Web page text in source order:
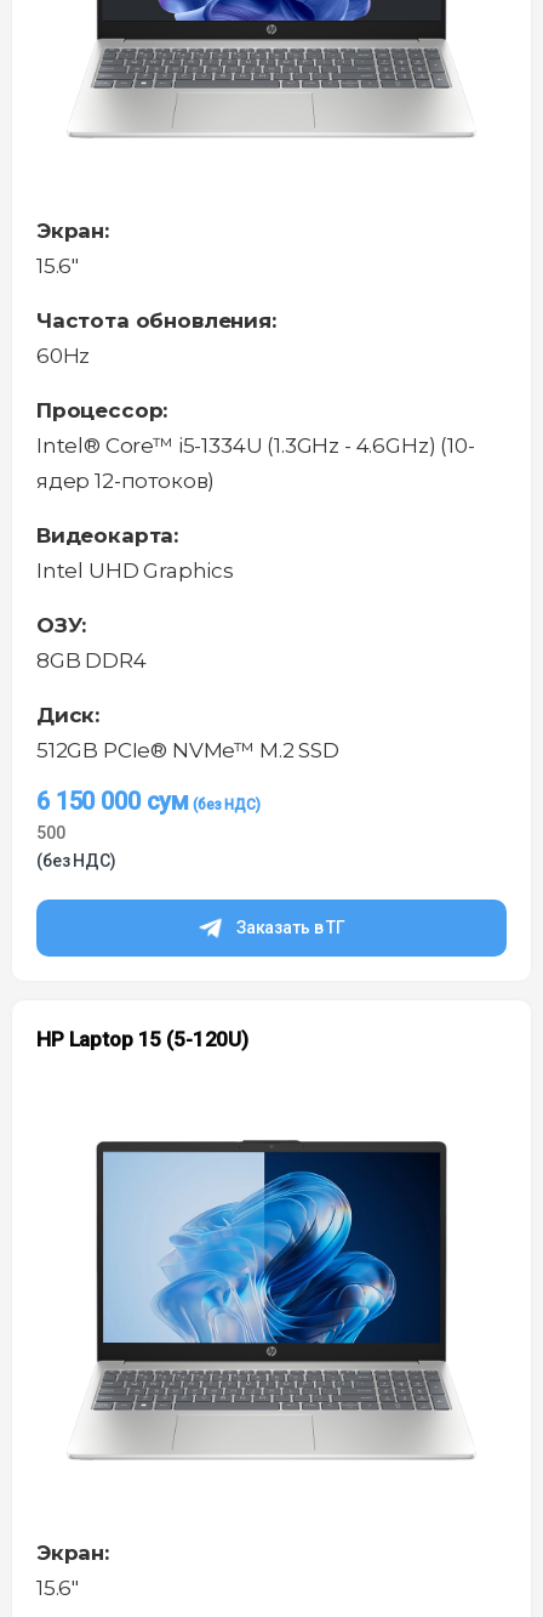
Экран:
15.6"
Частота обновления:
60Hz
Процессор:
Intel® Core™ i5-1334U (1.3GHz - 4.6GHz) (10-
ядер 12-потоков)
Видеокарта:
Intel UHD Graphics
ОЗУ:
8GB DDR4
Диск:
512GB PCIe® NVMe™ M.2 SSD
6 150 000 сум
500
(без НДС)
Заказать в ТГ
HP Laptop 15 (5-120U)
Экран:
15.6"